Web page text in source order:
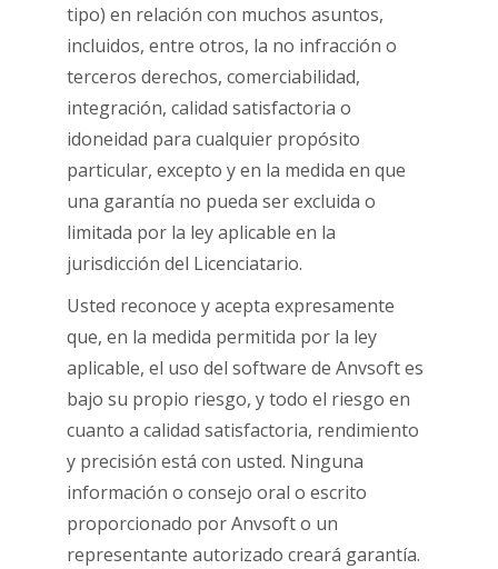
tipo) en relación con muchos asuntos,
incluidos, entre otros, la no infracción o
terceros derechos, comerciabilidad,
integración, calidad satisfactoria o
idoneidad para cualquier propósito
particular, excepto y en la medida en que
una garantía no pueda ser excluida o
limitada por la ley aplicable en la
jurisdicción del Licenciatario.
Usted reconoce y acepta expresamente
que, en la medida permitida por la ley
aplicable, el uso del software de Anvsoft es
bajo su propio riesgo, y todo el riesgo en
cuanto a calidad satisfactoria, rendimiento
y precisión está con usted. Ninguna
información o consejo oral o escrito
proporcionado por Anvsoft o un
representante autorizado creará garantía.